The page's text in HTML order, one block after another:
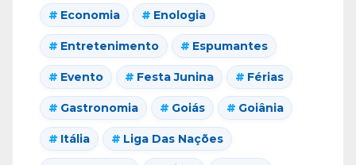
Economia Enologia
Entretenimento Espumantes
Evento Festa Junina Férias
Gastronomia Goiás Goiânia
Itália Liga Das Nações